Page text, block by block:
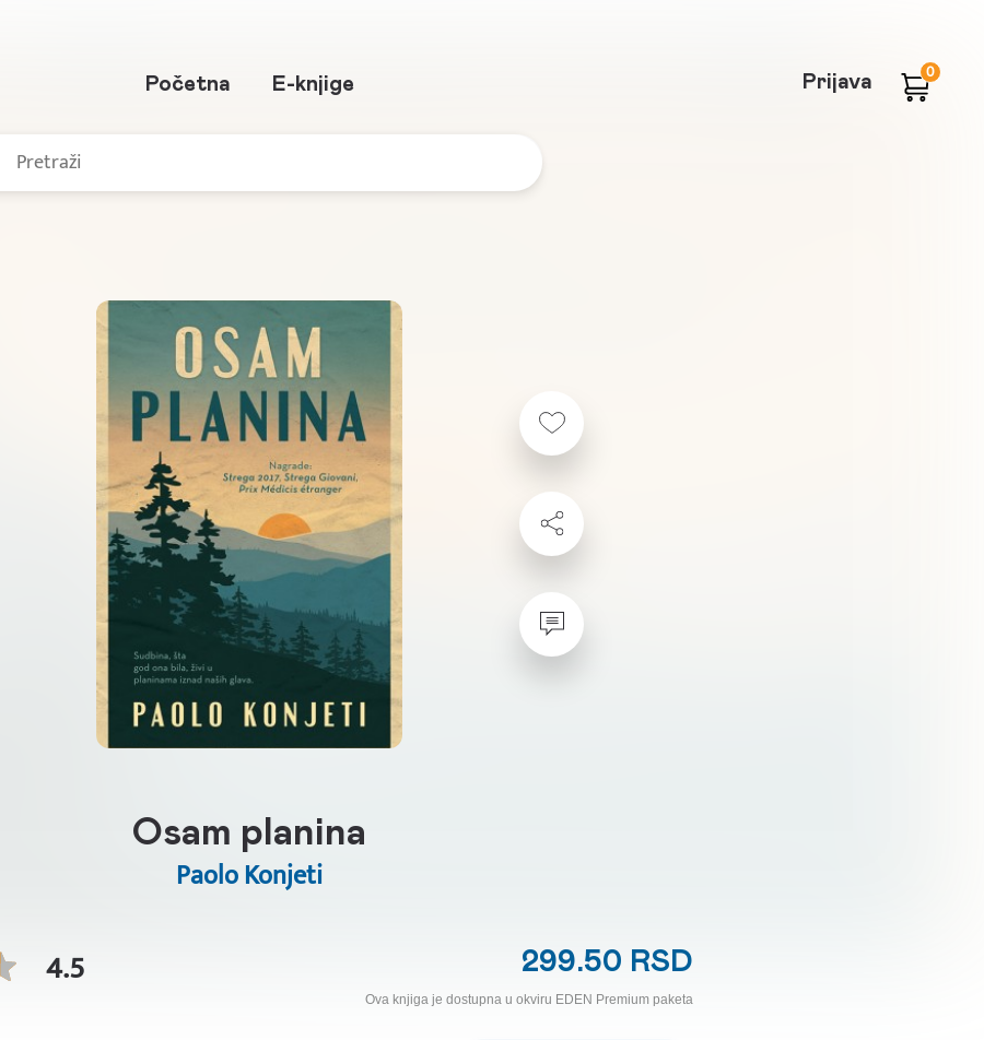
Početna E-knjige Prijava 0
Osam planina
Paolo Konjeti
4.5 299.50 RSD
Ova knjiga je dostupna u okviru EDEN Premium paketa